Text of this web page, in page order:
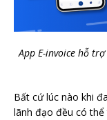
App E-invoice hỗ
Bất cứ lúc nào khi
lãnh đạo đều có thể